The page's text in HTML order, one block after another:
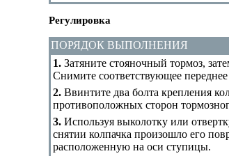
Регулировка
ПОРЯДОК ВЫПОЛНЕНИЯ
1. Затяните стояночный тормоз,
Снимите соответствующее переднее
2. Ввинтите два болта крепления
противоположных сторон
3. Используя выколотку или
снятии колпачка произошло его
расположенную на оси ступицы.